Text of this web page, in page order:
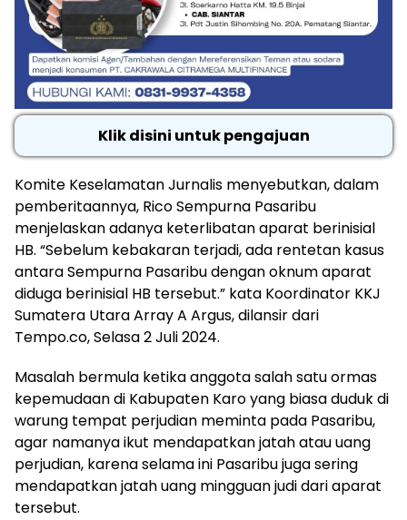
Klik disini untuk pengajuan
Komite Keselamatan Jurnalis menyebutkan, dalam
pemberitaannya, Rico Sempurna Pasaribu
menjelaskan adanya keterlibatan aparat berinisial
HB. “Sebelum kebakaran terjadi, ada rentetan kasus
antara Sempurna Pasaribu dengan oknum aparat
diduga berinisial HB tersebut.” kata Koordinator KKJ
Sumatera Utara Array A Argus, dilansir dari
Tempo.co, Selasa 2 Juli 2024.
Masalah bermula ketika anggota salah satu ormas
kepemudaan di Kabupaten Karo yang biasa duduk di
warung tempat perjudian meminta pada Pasaribu,
agar namanya ikut mendapatkan jatah atau uang
perjudian, karena selama ini Pasaribu juga sering
mendapatkan jatah uang mingguan judi dari aparat
tersebut.